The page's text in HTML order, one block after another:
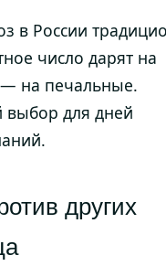
в России
число дарят на
— на печальные.
выбор для дней
других